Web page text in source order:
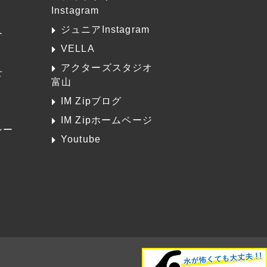
ー
Instagram
ジュニアInstagram
VELLA
アクターズスタジオ
富山
IM Zipブログ
IM Zipホームページ
Youtube